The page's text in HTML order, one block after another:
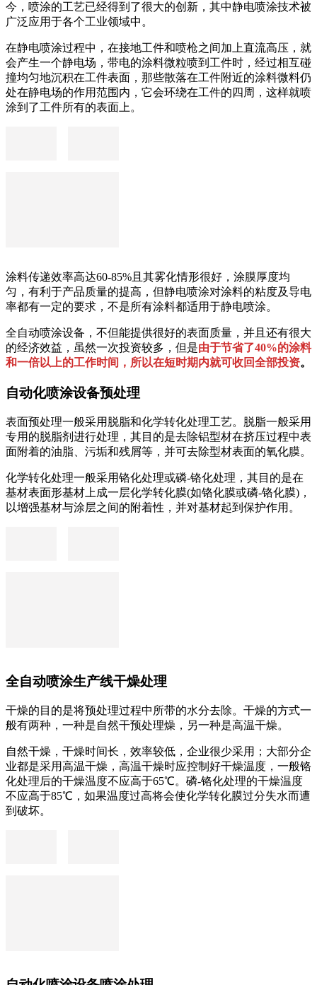
今，喷涂的工艺已经得到了很大的创新，其中静电喷涂技术被
广泛应用于各个工业领域中。
在静电喷涂过程中，在接地工件和喷枪之间加上直流高压，就
会产生一个静电场，带电的涂料微粒喷到工件时，经过相互碰
撞均匀地沉积在工件表面，那些散落在工件附近的涂料微料仍
处在静电场的作用范围内，它会环绕在工件的四周，这样就喷
涂到了工件所有的表面上。
涂料传递效率高达60-85%且其雾化情形很好，涂膜厚度均
匀，有利于产品质量的提高，但静电喷涂对涂料的粘度及导电
率都有一定的要求，不是所有涂料都适用于静电喷涂。
全自动喷涂设备，不但能提供很好的表面质量，并且还有很大
的经济效益，虽然一次投资较多，但是由于节省了40%的涂料
和一倍以上的工作时间，所以在短时期内就可收回全部投资。
自动化喷涂设备预处理
表面预处理一般采用脱脂和化学转化处理工艺。脱脂一般采用
专用的脱脂剂进行处理，其目的是去除铝型材在挤压过程中表
面附着的油脂、污垢和残屑等，并可去除型材表面的氧化膜。
化学转化处理一般采用铬化处理或磷-铬化处理，其目的是在
基材表面形基材上成一层化学转化膜(如铬化膜或磷-铬化膜)，
以增强基材与涂层之间的附着性，并对基材起到保护作用。
全自动喷涂生产线干燥处理
干燥的目的是将预处理过程中所带的水分去除。干燥的方式一
般有两种，一种是自然干预处理燥，另一种是高温干燥。
自然干燥，干燥时间长，效率较低，企业很少采用；大部分企
业都是采用高温干燥，高温干燥时应控制好干燥温度，一般铬
化处理后的干燥温度不应高于65℃。磷-铬化处理的干燥温度
不应高于85℃，如果温度过高将会使化学转化膜过分失水而遭
到破坏。